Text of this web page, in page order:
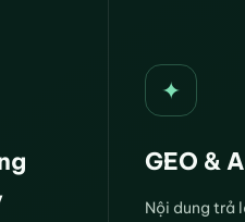
✦
GEO &
Nội dung trả